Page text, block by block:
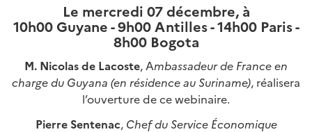
Le mercredi 07 décembre, à
10h00 Guyane - 9h00 Antilles​​​​ - 14h00 Paris -
8h00 Bogota
M. Nicolas de Lacoste, Ambassadeur de France en
charge du Guyana (en résidence au Suriname), réalisera
l’ouverture de ce webinaire.
Pierre Sentenac, Chef du Service Économique